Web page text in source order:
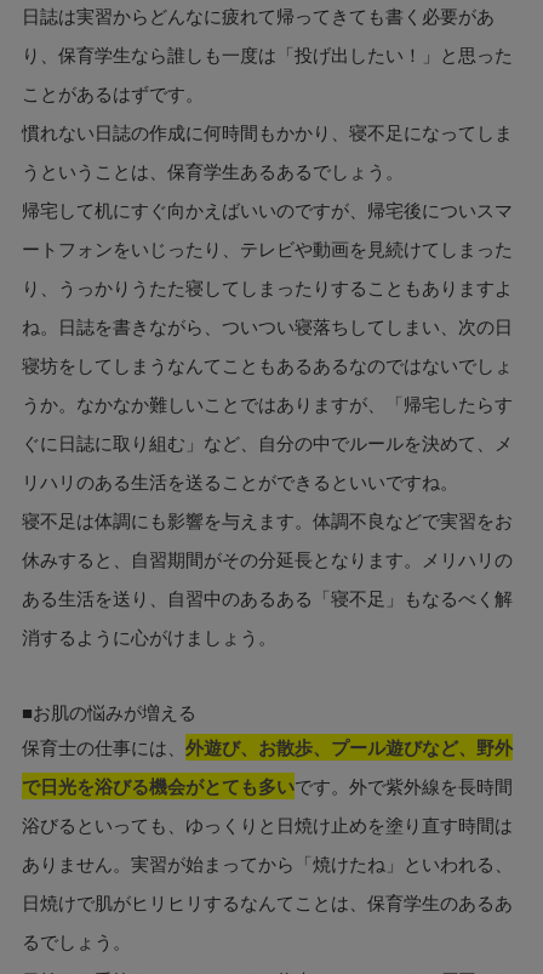
日誌は実習からどんなに疲れて帰ってきても書く必要があ
り、保育学生なら誰しも一度は「投げ出したい！」と思った
ことがあるはずです。
慣れない日誌の作成に何時間もかかり、寝不足になってしま
うということは、保育学生あるあるでしょう。
帰宅して机にすぐ向かえばいいのですが、帰宅後についスマ
ートフォンをいじったり、テレビや動画を見続けてしまった
り、うっかりうたた寝してしまったりすることもありますよ
ね。日誌を書きながら、ついつい寝落ちしてしまい、次の日
寝坊をしてしまうなんてこともあるあるなのではないでしょ
うか。なかなか難しいことではありますが、「帰宅したらす
ぐに日誌に取り組む」など、自分の中でルールを決めて、メ
リハリのある生活を送ることができるといいですね。
寝不足は体調にも影響を与えます。体調不良などで実習をお
休みすると、自習期間がその分延長となります。メリハリの
ある生活を送り、自習中のあるある「寝不足」もなるべく解
消するように心がけましょう。
■お肌の悩みが増える
保育士の仕事には、 外遊び、お散歩、プール遊びなど、野外
で日光を浴びる機会がとても多いです。外で紫外線を長時間
浴びるといっても、ゆっくりと日焼け止めを塗り直す時間は
ありません。実習が始まってから「焼けたね」といわれる、
日焼けで肌がヒリヒリするなんてことは、保育学生のあるあ
るでしょう。